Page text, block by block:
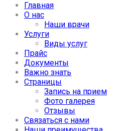
Главная
О нас
Наши врачи
Услуги
Виды услуг
Прайс
Документы
Важно знать
Страницы
Запись на прием
Фото галерея
Отзывы
Связаться с нами